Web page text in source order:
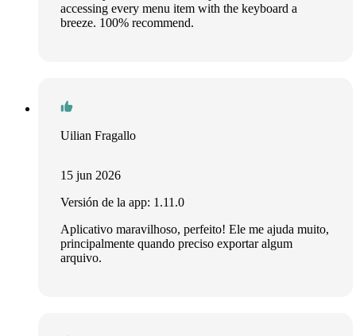
accessing every menu item with the keyboard a
breeze. 100% recommend.
Uilian Fragallo
15 jun 2026
Versión de la app: 1.11.0
Aplicativo maravilhoso, perfeito! Ele me ajuda muito,
principalmente quando preciso exportar algum
arquivo.